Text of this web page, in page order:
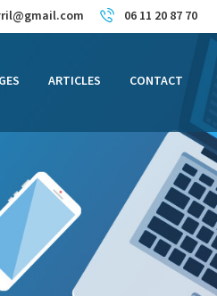
06 11 20 87 70
ARTICLES CONTACT